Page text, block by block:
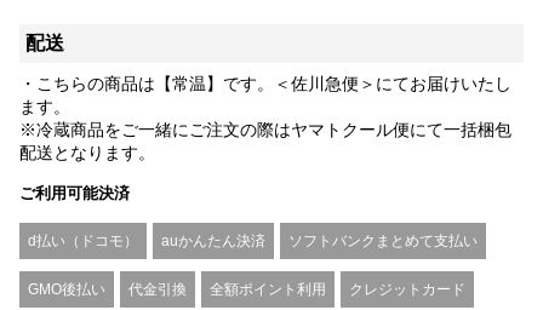
配送
・こちらの商品は【常温】です。＜佐川急便＞にてお届けいたし
ます。
※冷蔵商品をご一緒にご注文の際はヤマトクール便にて一括梱包
配送となります。
ご利用可能決済
d払い（ドコモ） auかんたん決済 ソフトバンクまとめて支払い
GMO後払い 代金引換 全額ポイント利用 クレジットカード